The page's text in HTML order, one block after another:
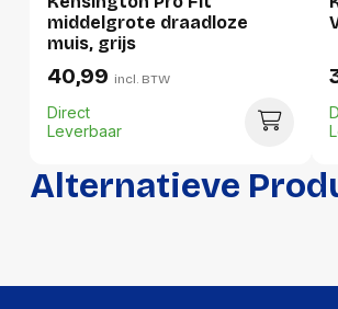
Alternatieve
middelgrote draadloze
muis, grijs
40,99 incl. BTW
Direct
Leverbaar